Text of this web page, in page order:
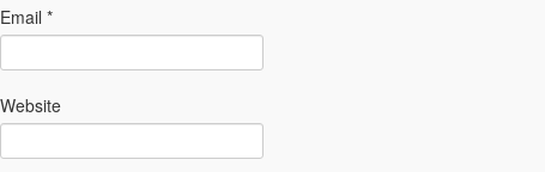
Email *
Website